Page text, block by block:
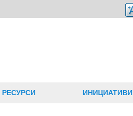
РЕСУРСИ ИНИЦИАТИВИ